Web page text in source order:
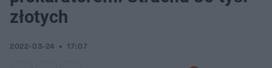
złotych
2022-03-24 17:07